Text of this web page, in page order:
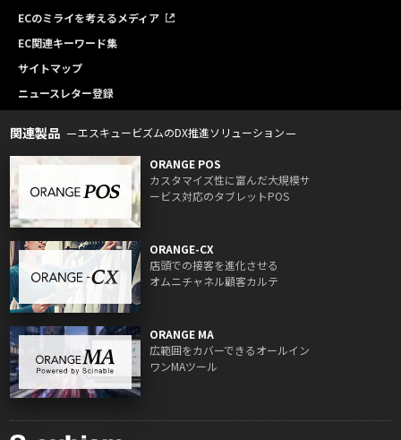
ECのミライを考えるメディア
EC関連キーワード集
サイトマップ
ニュースレター登録
関連製品 エスキュービズムのDX推進ソリューション
ORANGE POS
カスタマイズ性に富んだ大規模サ
ービス対応のタブレットPOS
ORANGE-CX
店頭での接客を進化させる
オムニチャネル顧客カルテ
ORANGE MA
広範囲をカバーできるオールイン
ワンMAツール